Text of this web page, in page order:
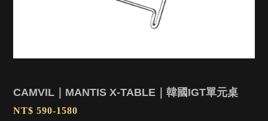
CAMVIL｜MANTIS X-TABLE｜韓國IGT單元桌
NT$ 590-1580